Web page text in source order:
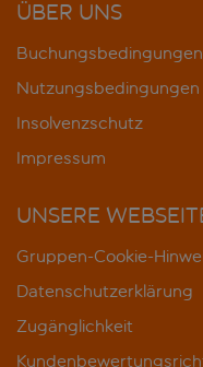
ÜBER UNS
Buchungsbedingungen
Nutzungsbedingungen
Insolvenzschutz
Impressum
UNSERE
Gruppen-Cookie-
Datenschutzerklärung
Zugänglichkeit